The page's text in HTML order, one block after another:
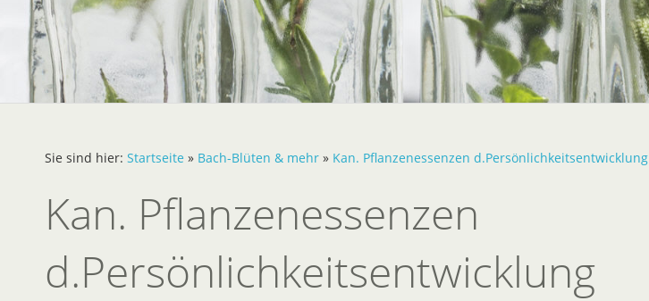
Sie sind hier: Startseite » Bach-Blüten & mehr » Kan. Pflanzenessenzen d.Persönlichkeitsentwicklung
Kan. Pflanzenessenzen
d.Persönlichkeitsentwicklung